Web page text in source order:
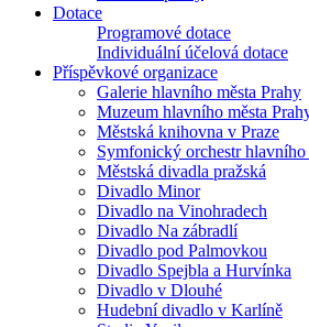
Dotace
Programové dotace
Individuální účelová dotace
Příspěvkové organizace
Galerie hlavního města Prahy
Muzeum hlavního města
Městská knihovna v Praze
Symfonický orchestr
Městská divadla pražská
Divadlo Minor
Divadlo na Vinohradech
Divadlo Na zábradlí
Divadlo pod Palmovkou
Divadlo Spejbla a Hurvínka
Divadlo v Dlouhé
Hudební divadlo v Karlíně